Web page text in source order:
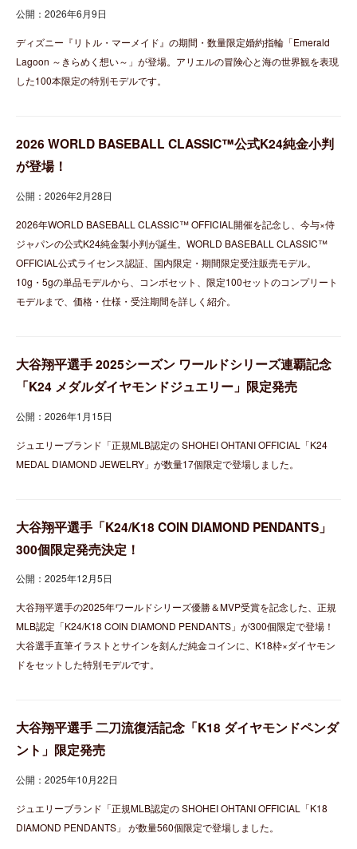
公開：2026年6月9日
ディズニー『リトル・マーメイド』の期間・数量限定婚約指輪「Emerald
Lagoon ～きらめく想い～」が登場。アリエルの冒険心と海の世界観を表現
した100本限定の特別モデルです。
2026 WORLD BASEBALL CLASSIC™公式K24純金小判
が登場！
公開：2026年2月28日
2026年WORLD BASEBALL CLASSIC™ OFFICIAL開催を記念し、今与×侍
ジャパンの公式K24純金製小判が誕生。WORLD BASEBALL CLASSIC™
OFFICIAL公式ライセンス認証、国内限定・期間限定受注販売モデル。
10g・5gの単品モデルから、コンボセット、限定100セットのコンプリート
モデルまで、価格・仕様・受注期間を詳しく紹介。
大谷翔平選手 2025シーズン ワールドシリーズ連覇記念
「K24 メダルダイヤモンドジュエリー」限定発売
公開：2026年1月15日
ジュエリーブランド「正規MLB認定の SHOHEI OHTANI OFFICIAL「K24
MEDAL DIAMOND JEWELRY」が数量17個限定で登場しました。
大谷翔平選手「K24/K18 COIN DIAMOND PENDANTS」
300個限定発売決定！
公開：2025年12月5日
大谷翔平選手の2025年ワールドシリーズ優勝＆MVP受賞を記念した、正規
MLB認定「K24/K18 COIN DIAMOND PENDANTS」が300個限定で登場！
大谷選手直筆イラストとサインを刻んだ純金コインに、K18枠×ダイヤモン
ドをセットした特別モデルです。
大谷翔平選手 二刀流復活記念「K18 ダイヤモンドペンダ
ント」限定発売
公開：2025年10月22日
ジュエリーブランド「正規MLB認定の SHOHEI OHTANI OFFICIAL「K18
DIAMOND PENDANTS」 が数量560個限定で登場しました。